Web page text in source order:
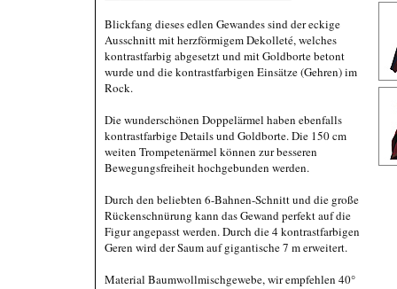
Blickfang dieses edlen Gewandes sind der eckige
Ausschnitt mit herzförmigem Dekolleté, welches
kontrastfarbig abgesetzt und mit Goldborte betont
wurde und die kontrastfarbigen Einsätze (Gehren) im
Rock.
Die wunderschönen Doppelärmel haben ebenfalls
kontrastfarbige Details und Goldborte. Die 150 cm
weiten Trompetenärmel können zur besseren
Bewegungsfreiheit hochgebunden werden.
Durch den beliebten 6-Bahnen-Schnitt und die große
Rückenschnürung kann das Gewand perfekt auf die
Figur angepasst werden. Durch die 4 kontrastfarbigen
Geren wird der Saum auf gigantische 7 m erweitert.
Material Baumwollmischgewebe, wir empfehlen 40°